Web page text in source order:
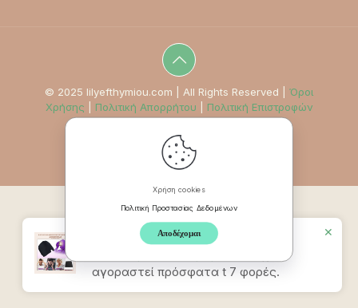
© 2025 lilyefthymiou.com | All Rights Reserved | Όροι
Χρήσης
Πολιτική Απορρήτου Πολιτική Επιστροφών
Χρήση cookies
Πολιτική Προστασίας Δεδομένων
Αποδέχομαι
Καπέλο Ανακούφισης
αγοραστεί πρόσφατα t 7 φορές.
✕